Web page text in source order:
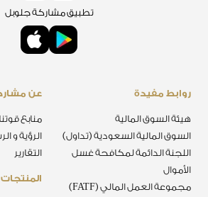
عن
منابع قوتنا
الرؤية و
التقارير
روابط مفيدة
هيئة السوق المالية
السوق المالية السعودية (تداول)
اللجنة الدائمة لمكافحة غسل
الأموال
مجموعة العمل المالي (FATF)
تطبيق مشاركة جلوبل